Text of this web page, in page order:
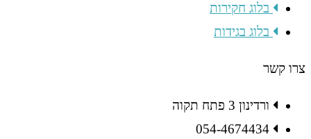
בלוג חקירות
בלוג בגידות
צרו קשר
ורדינון 3 פתח תקוה
054-4674434